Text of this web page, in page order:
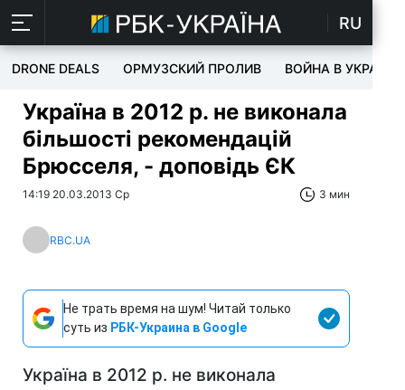
RU
DRONE DEALS ОРМУЗСКИЙ ПРОЛИВ ВОЙНА В УКРАИНЕ
Україна в 2012 р. не виконала
більшості рекомендацій
Брюсселя, - доповідь ЄК
14:19 20.03.2013 Ср 3 мин
RBC.UA
Не трать время на шум! Читай только
суть из РБК-Украина в Google
Україна в 2012 р. не виконала